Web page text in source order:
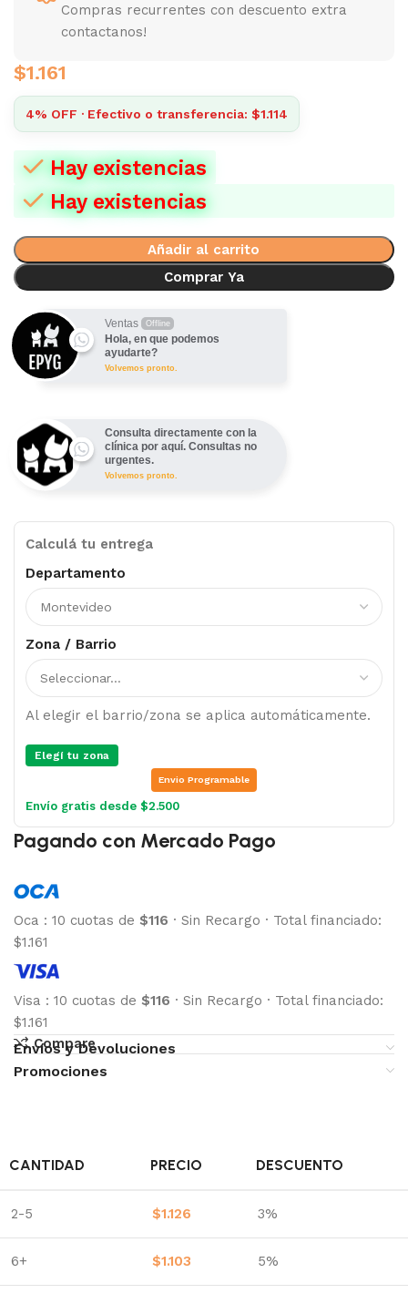
Compras recurrentes con descuento extra
contactanos!
$1.161
4% OFF · Efectivo o transferencia: $1.114
Hay existencias
Hay existencias
Añadir al carrito
Comprar Ya
Ventas Offline
Hola, en que podemos
ayudarte?
Volvemos pronto.
Consulta directamente con la
clínica por aquí. Consultas no
urgentes.
Volvemos pronto.
Calculá tu entrega
Departamento
Zona / Barrio
Al elegir el barrio/zona se aplica automáticamente.
Elegí tu zona
Envio Programable
Envío gratis desde $2.500
Pagando con Mercado Pago
Oca : 10 cuotas de $116 · Sin Recargo · Total financiado:
$1.161
Visa : 10 cuotas de $116 · Sin Recargo · Total financiado:
$1.161
Compare
Envíos y Devoluciones
Promociones
CANTIDAD PRECIO DESCUENTO
2-5 $1.126 3%
6+ $1.103 5%